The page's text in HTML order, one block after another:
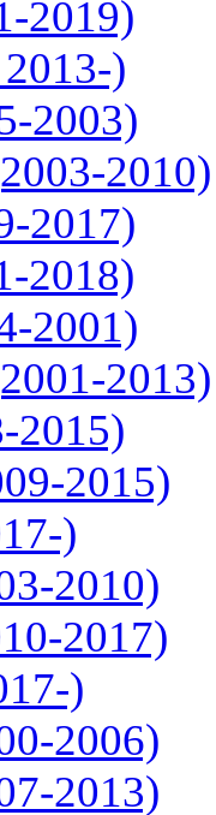
2019)
)
2003)
2010)
2017)
2018)
2001)
2013)
2015)
2015)
)
2010)
2017)
)
2006)
2013)